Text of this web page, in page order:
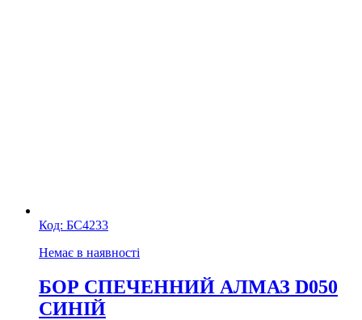
Код: БС4233
Немає в наявності
БОР СПЕЧЕННИЙ АЛМАЗ D050
СИНІЙ